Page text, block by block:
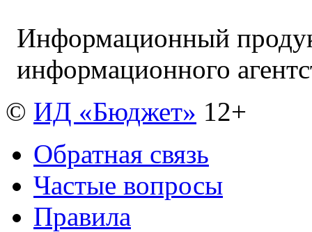
Информационный
информационного
© ИД «Бюджет» 12+
Обратная связь
Частые вопросы
Правила